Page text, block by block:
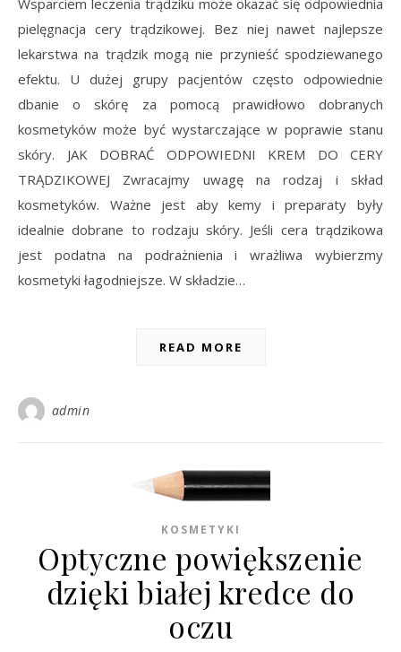
Wsparciem leczenia trądziku może okazać się odpowiednia
pielęgnacja cery trądzikowej. Bez niej nawet najlepsze
lekarstwa na trądzik mogą nie przynieść spodziewanego
efektu. U dużej grupy pacjentów często odpowiednie
dbanie o skórę za pomocą prawidłowo dobranych
kosmetyków może być wystarczające w poprawie stanu
skóry. JAK DOBRAĆ ODPOWIEDNI KREM DO CERY
TRĄDZIKOWEJ Zwracajmy uwagę na rodzaj i skład
kosmetyków. Ważne jest aby kemy i preparaty były
idealnie dobrane to rodzaju skóry. Jeśli cera trądzikowa
jest podatna na podrażnienia i wrażliwa wybierzmy
kosmetyki łagodniejsze. W składzie…
READ MORE
admin
KOSMETYKI
Optyczne powiększenie
dzięki białej kredce do
oczu